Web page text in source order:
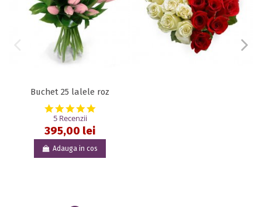
Buchet 25 lalele roz
5.0 star rating
5 Recenzii
395,00 lei
Adauga in cos